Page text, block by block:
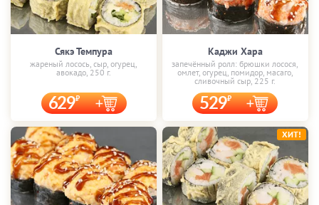
Сякэ Темпура
жареный лосось, сыр, огурец,
авокадо, 250 г.
629
Каджи Хара
запечённый ролл: брюшки лосося,
омлет, огурец, помидор, масаго,
сливочный сыр, 225 г.
529
ХИТ!